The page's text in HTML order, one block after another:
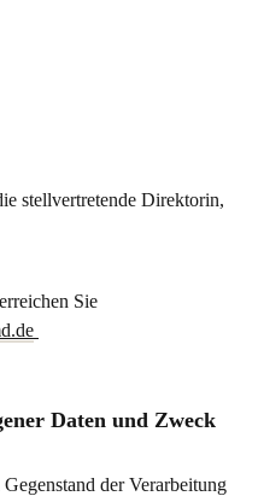
stellvertretende Direktorin,
Sie
Daten und Zweck
der Verarbeitung